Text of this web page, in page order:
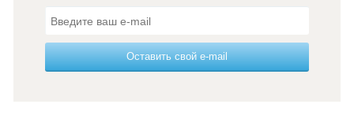
Оставить свой e-mail